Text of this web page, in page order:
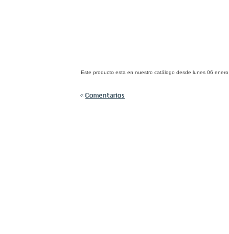
Este producto esta en nuestro catálogo desde lunes 06